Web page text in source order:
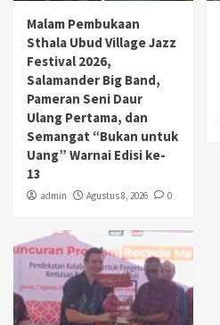
Malam Pembukaan
Sthala Ubud Village Jazz
Festival 2026,
Salamander Big Band,
Pameran Seni Daur
Ulang Pertama, dan
Semangat “Bukan untuk
Uang” Warnai Edisi ke-
13
admin Agustus 8, 2026 0